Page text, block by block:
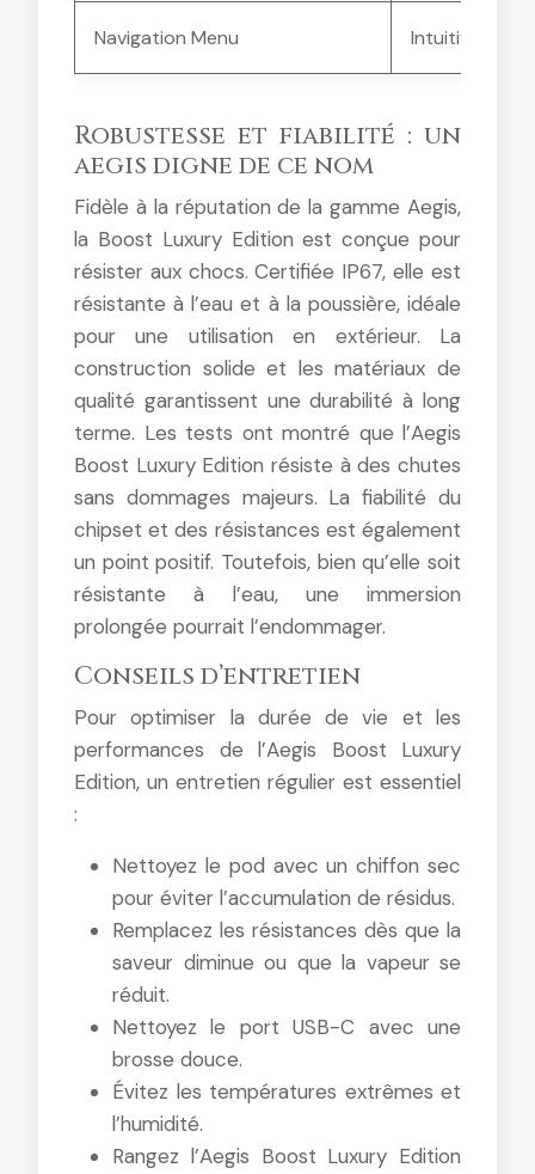
Navigation Menu Intuitif et
Robustesse et fiabilité : un
aegis digne de ce nom
Fidèle à la réputation de la gamme Aegis,
la Boost Luxury Edition est conçue pour
résister aux chocs. Certifiée IP67, elle est
résistante à l’eau et à la poussière, idéale
pour une utilisation en extérieur. La
construction solide et les matériaux de
qualité garantissent une durabilité à long
terme. Les tests ont montré que l’Aegis
Boost Luxury Edition résiste à des chutes
sans dommages majeurs. La fiabilité du
chipset et des résistances est également
un point positif. Toutefois, bien qu’elle soit
résistante à l’eau, une immersion
prolongée pourrait l’endommager.
Conseils d’entretien
Pour optimiser la durée de vie et les
performances de l’Aegis Boost Luxury
Edition, un entretien régulier est essentiel
:
Nettoyez le pod avec un chiffon sec
pour éviter l’accumulation de résidus.
Remplacez les résistances dès que la
saveur diminue ou que la vapeur se
réduit.
Nettoyez le port USB-C avec une
brosse douce.
Évitez les températures extrêmes et
l’humidité.
Rangez l’Aegis Boost Luxury Edition